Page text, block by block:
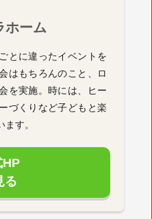
ホーム
とに違ったイベントを
はもちろんのこと、ロ
を実施。時には、ヒー
づくりなど子どもと楽
す。
HP
る